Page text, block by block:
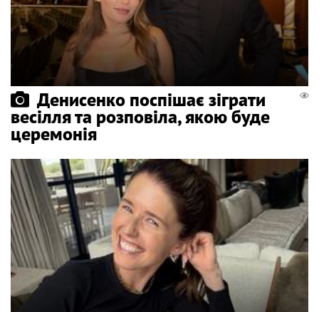
Денисенко поспішає зіграти
весілля та розповіла, якою буде
церемонія